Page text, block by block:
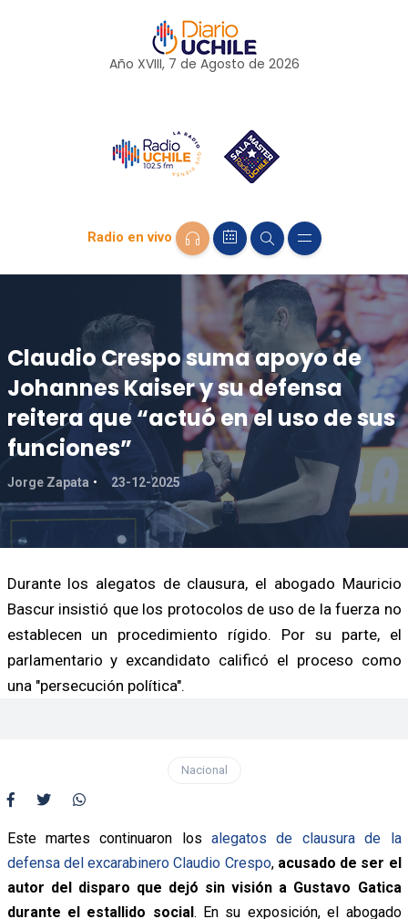
Año XVIII, 7 de Agosto de 2026
Radio en vivo
Claudio Crespo suma apoyo de
Johannes Kaiser y su defensa
reitera que “actuó en el uso de sus
funciones”
Jorge Zapata 23-12-2025
Durante los alegatos de clausura, el abogado Mauricio
Bascur insistió que los protocolos de uso de la fuerza no
establecen un procedimiento rígido. Por su parte, el
parlamentario y excandidato calificó el proceso como
una "persecución política".
Nacional
Este martes continuaron los alegatos de clausura de la
defensa del excarabinero Claudio Crespo, acusado de ser el
autor del disparo que dejó sin visión a Gustavo Gatica
durante el estallido social. En su exposición, el abogado